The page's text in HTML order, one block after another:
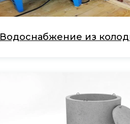
Водоснабжение из